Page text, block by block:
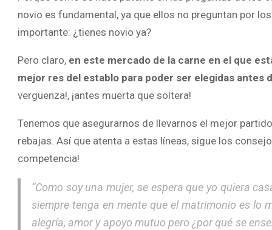
novio es fundamental, ya que ellos no preguntan por
importante: ¿tienes novio ya?
Pero claro, en este mercado de la carne en el que
mejor res del establo para poder ser elegidas antes
vergüenza!, ¡antes muerta que soltera!
Tenemos que asegurarnos de llevarnos el mejor
rebajas. Así que atenta a estas líneas, sigue los
competencia!
“Como soy una mujer, se espera que yo quiera
siempre tenga en mente que el matrimonio es lo
alegría, amor y apoyo mutuo pero ¿por qué se